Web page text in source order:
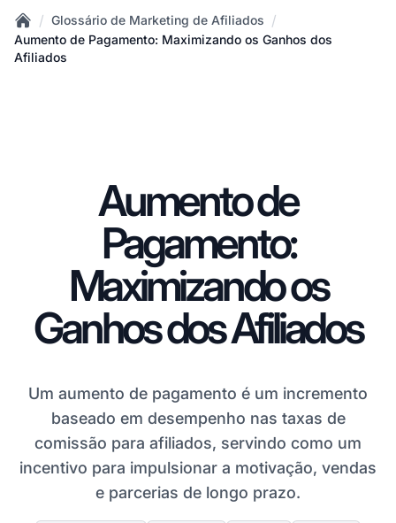
Home
/ Glossário de Marketing de Afiliados /
Aumento de Pagamento: Maximizando os Ganhos dos
Afiliados
Aumento de
Pagamento:
Maximizando os
Ganhos dos Afiliados
Um aumento de pagamento é um incremento
baseado em desempenho nas taxas de
comissão para afiliados, servindo como um
incentivo para impulsionar a motivação, vendas
e parcerias de longo prazo.